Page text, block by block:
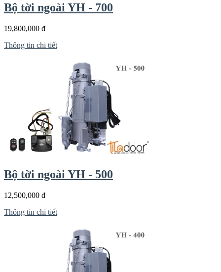
Bộ tời ngoài YH - 700
19,800,000 đ
Thông tin chi tiết
Bộ tời ngoài YH - 500
12,500,000 đ
Thông tin chi tiết